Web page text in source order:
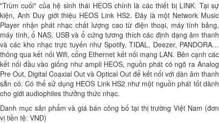
"Trùm cuối" của hệ sinh thái HEOS chính là các thiết bị LINK. Tại sự
kiện, Anh Duy giới thiệu HEOS Link HS2. Đây là một Network Music
Player nhận phát nhạc chất lượng cao từ điện thoại, máy tính bảng,
máy tính, ổ NAS, USB và ổ cứng tương thích các định dạng âm thanh
và các kho nhạc trực tuyến như Spotify, TIDAL, Deezer, PANDORA…
thông qua kết nối Wifi, cổng Ethernet kết nối mạng LAN. Bên cạnh các
kết nối đầu vào giống như ampli HEOS, nguồn phát có ngõ ra Analog
Pre Out, Digital Coaxial Out và Optical Out để kết nối với dàn âm thanh
sẵn có. Có thể sử dụng HEOS Link HS2 như một nguồn phát tốt dành
cho giới audiophiles thưởng thức nhạc.
Danh mục sản phẩm và giá bán công bố tại thị trường Việt Nam (đơn
vị tiền tệ: VNĐ)